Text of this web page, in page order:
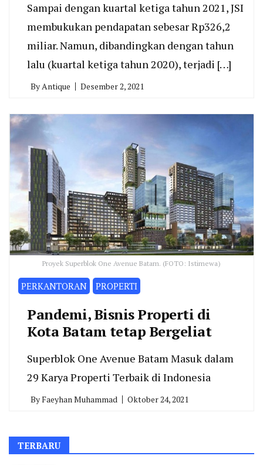
Sampai dengan kuartal ketiga tahun 2021, JSI
membukukan pendapatan sebesar Rp326,2
miliar. Namun, dibandingkan dengan tahun
lalu (kuartal ketiga tahun 2020), terjadi […]
ByAntique Desember 2, 2021
Proyek Superblok One Avenue Batam. (FOTO: Istimewa)
PERKANTORAN PROPERTI
Pandemi, Bisnis Properti di
Kota Batam tetap Bergeliat
Superblok One Avenue Batam Masuk dalam
29 Karya Properti Terbaik di Indonesia
ByFaeyhan Muhammad Oktober 24, 2021
TERBARU